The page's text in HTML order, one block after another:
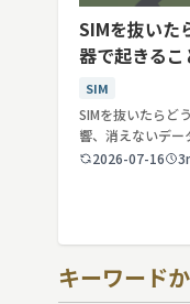
SIMを抜いた
器で起きる
SIM
SIMを抜いたらど
響、消えないデ
2026-07-16
キーワード